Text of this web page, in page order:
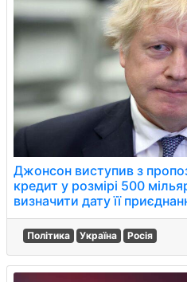
Джонсон виступив з
кредит у розмірі 500
визначити дату її
Політика Україна Росія